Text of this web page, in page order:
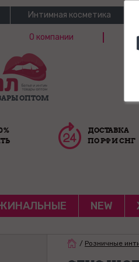
Интимная косметика
О компании
ОПТОМ
ДОСТАВКА
ПО РФ И СНГ
NEW
/ Розничные